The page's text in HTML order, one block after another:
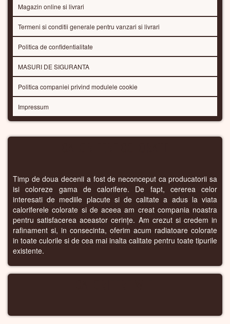
Magazin online si livrari
Termeni si conditii generale pentru vanzari si livrari
Politica de confidentialitate
MASURI DE SIGURANTA
Politica companiei privind modulele cookie
Impressum
Timp de doua decenii a fost de neconceput ca producatorii sa
isi coloreze gama de calorifere. De fapt, cererea celor
interesati de mediile placute si de calitate a adus la viata
caloriferele colorate si de aceea am creat compania noastra
pentru satisfacerea aceastor cerințe. Am crezut si credem in
rafinament si, in consecinta, oferim acum radiatoare colorate
in toate culorile si de cea mai inalta calitate pentru toate tipurile
existente.